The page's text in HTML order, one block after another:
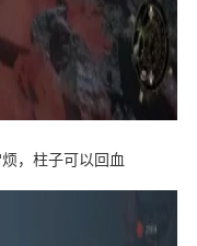
，柱子可以回血